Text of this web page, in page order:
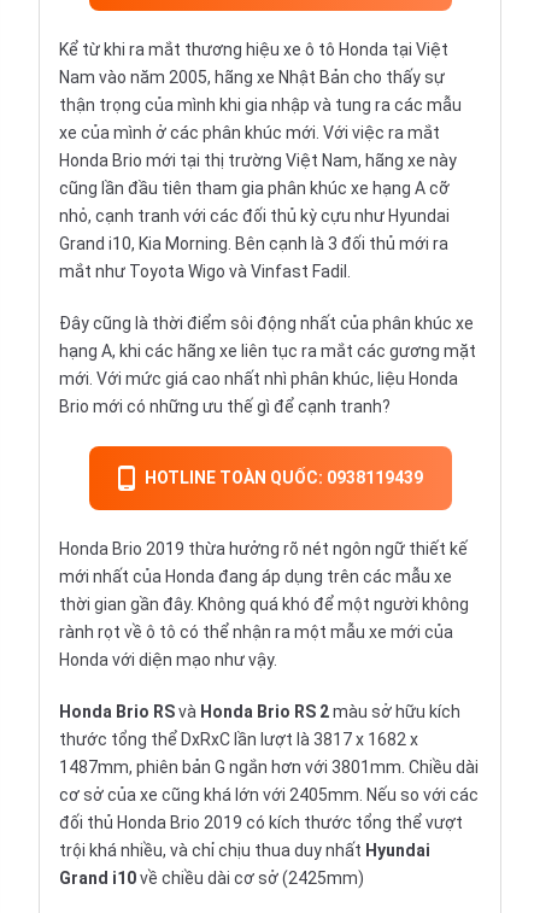
Kể từ khi ra mắt thương hiệu xe ô tô Honda tại Việt
Nam vào năm 2005, hãng xe Nhật Bản cho thấy sự
thận trọng của mình khi gia nhập và tung ra các mẫu
xe của mình ở các phân khúc mới. Với việc ra mắt
Honda Brio mới tại thị trường Việt Nam, hãng xe này
cũng lần đầu tiên tham gia phân khúc xe hạng A cỡ
nhỏ, cạnh tranh với các đối thủ kỳ cựu như Hyundai
Grand i10, Kia Morning. Bên cạnh là 3 đối thủ mới ra
mắt như Toyota Wigo và Vinfast Fadil.
Đây cũng là thời điểm sôi động nhất của phân khúc xe
hạng A, khi các hãng xe liên tục ra mắt các gương mặt
mới. Với mức giá cao nhất nhì phân khúc, liệu Honda
Brio mới có những ưu thế gì để cạnh tranh?
HOTLINE TOÀN QUỐC: 0938119439
Honda Brio 2019 thừa hưởng rõ nét ngôn ngữ thiết kế
mới nhất của Honda đang áp dụng trên các mẫu xe
thời gian gần đây. Không quá khó để một người không
rành rọt về ô tô có thể nhận ra một mẫu xe mới của
Honda với diện mạo như vậy.
Honda Brio RSvà Honda Brio RS 2màu sở hữu kích
thước tổng thể DxRxC lần lượt là 3817 x 1682 x
1487mm, phiên bản G ngắn hơn với 3801mm. Chiều dài
cơ sở của xe cũng khá lớn với 2405mm. Nếu so với các
đối thủ Honda Brio 2019 có kích thước tổng thể vượt
trội khá nhiều, và chỉ chịu thua duy nhất Hyundai
Grand i10về chiều dài cơ sở (2425mm)